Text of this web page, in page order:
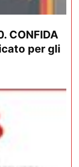
CONFIDA
per gli